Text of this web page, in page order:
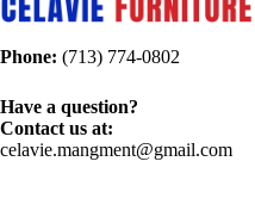
Phone: (713) 774-0802
Have a question?
Contact us at:
celavie.mangment@gmail.com